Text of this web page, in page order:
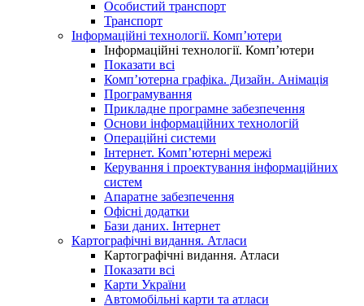
Особистий транспорт
Транспорт
Інформаційні технології. Комп’ютери
Інформаційні технології. Комп’ютери
Показати всі
Комп’ютерна графіка. Дизайн. Анімація
Програмування
Прикладне програмне забезпечення
Основи інформаційних технологій
Операційні системи
Інтернет. Комп’ютерні мережі
Керування і проектування інформаційних
систем
Апаратне забезпечення
Офісні додатки
Бази даних. Інтернет
Картографічні видання. Атласи
Картографічні видання. Атласи
Показати всі
Карти України
Автомобільні карти та атласи